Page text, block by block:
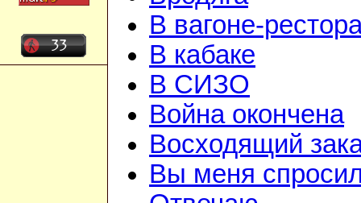
В вагоне-
В кабаке
В СИЗО
Война окончена
Восходящий
Вы меня